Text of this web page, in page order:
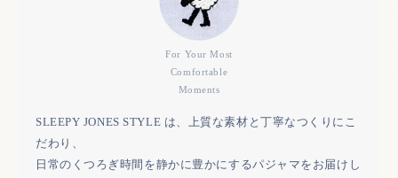
For Your Most
Comfortable
Moments
SLEEPY JONES STYLE は、上質な素材と丁寧なつくりにこ
だわり、
日常のくつろぎ時間を静かに豊かにするパジャマをお届けし